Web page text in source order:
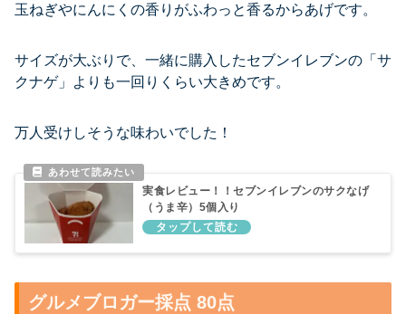
玉ねぎやにんにくの香りがふわっと香るからあげです。
サイズが大ぶりで、一緒に購入したセブンイレブンの「サ
クナゲ」よりも一回りくらい大きめです。
万人受けしそうな味わいでした！
実食レビュー！！セブンイレブンのサクなげ
（うま辛）5個入り
グルメブロガー採点 80点